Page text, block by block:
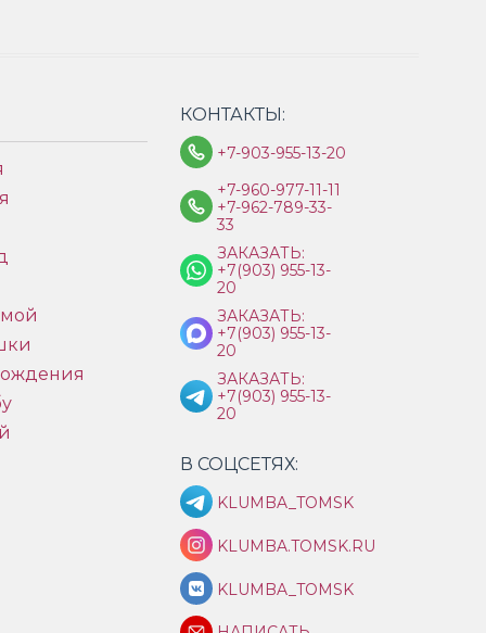
КОНТАКТЫ:
+7-903-955-13-20
+7-960-977-11-11
+7-962-789-33-
33
ЗАКАЗАТЬ:
+7(903) 955-13-
20
ЗАКАЗАТЬ:
+7(903) 955-13-
20
ЗАКАЗАТЬ:
+7(903) 955-13-
20
В СОЦСЕТЯХ:
KLUMBA_TOMSK
KLUMBA.TOMSK.RU
KLUMBA_TOMSK